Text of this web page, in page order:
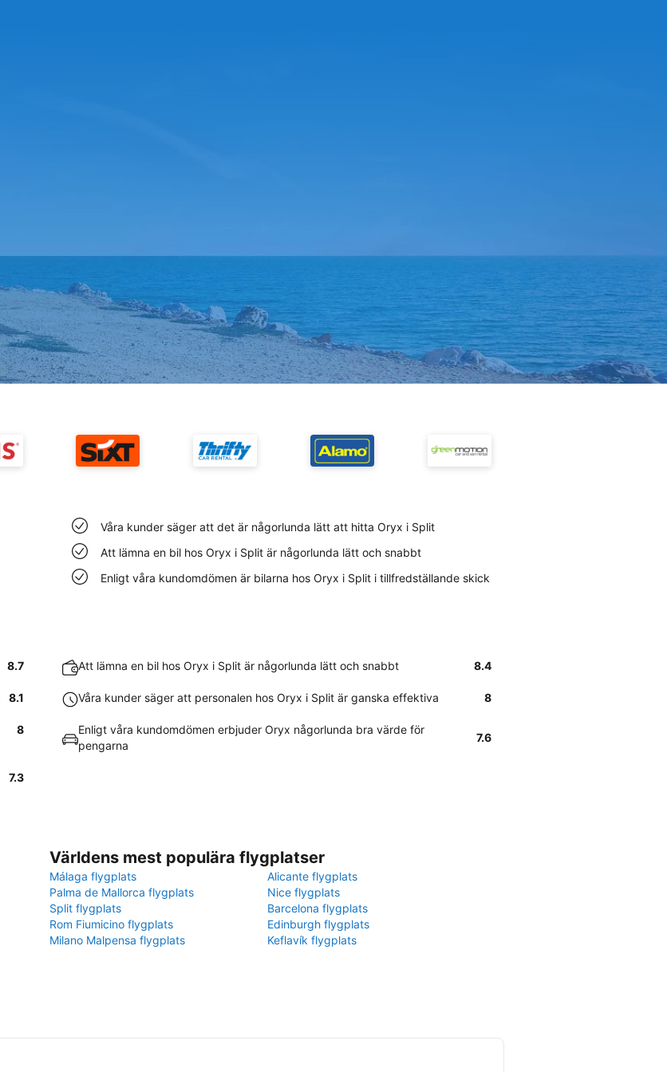
Våra kunder säger att det är någorlunda lätt att hitta Oryx i Split
Att lämna en bil hos Oryx i Split är någorlunda lätt och snabbt
Enligt våra kundomdömen är bilarna hos Oryx i Split i tillfredställande skick
8.7 Att lämna en bil hos Oryx i Split är någorlunda lätt och snabbt 8.4
8.1 Våra kunder säger att personalen hos Oryx i Split är ganska effektiva 8
8
Enligt våra kundomdömen erbjuder Oryx någorlunda bra värde för
pengarna
7.6
7.3
Världens mest populära flygplatser
Málaga flygplats
Alicante flygplats
Palma de Mallorca flygplats
Nice flygplats
Split flygplats
Barcelona flygplats
Rom Fiumicino flygplats
Edinburgh flygplats
Milano Malpensa flygplats
Keflavík flygplats